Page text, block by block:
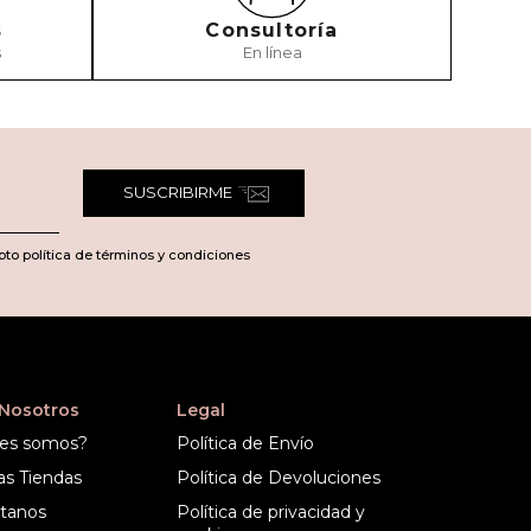
Consultoría
En línea
SUSCRIBIRME
política de términos y condiciones
somos?
Tiendas
Legal
Política de Envío
Política de Devoluciones
Política de privacidad y